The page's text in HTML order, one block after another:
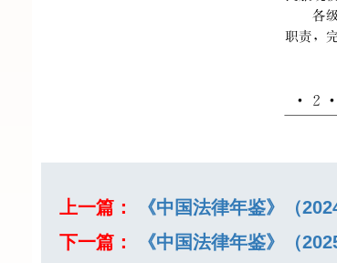
上一篇：
《中国法律年鉴》（
下一篇：
《中国法律年鉴》（